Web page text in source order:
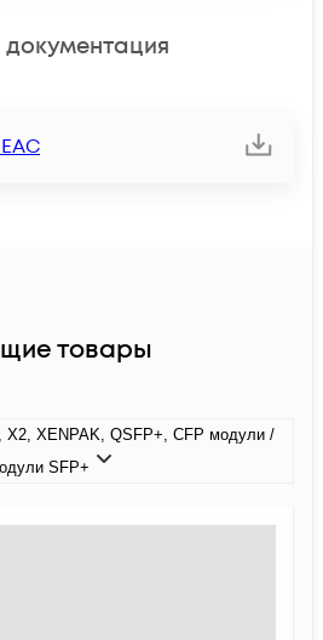
товары
X2, XENPAK, QSFP+, CFP модули /
SFP+